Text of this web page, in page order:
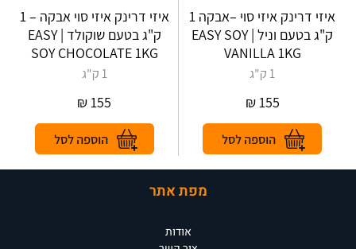
איזי דרינק איזי סוי –אבקה 1
ק"ג בטעם וניל | EASY SOY
VANILLA 1KG
1 ק"ג
155
₪
איזי דרינק איזי סוי אבקה – 1
ק"ג בטעם שוקולד | EASY‎
‎SOY‎ CHOCOLATE 1‎KG
1 ק"ג
155
₪
מפת אתר
אודות